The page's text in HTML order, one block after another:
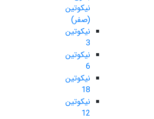
نیکوتین
(صفر)
نیکوتین
3
نیکوتین
6
نیکوتین
18
نیکوتین
12